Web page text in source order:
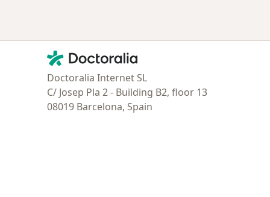
Contacto
Doctoralia - Página de inicio
Doctoralia Internet SL
C/ Josep Pla 2 - Building B2, floor 13
08019 Barcelona, Spain